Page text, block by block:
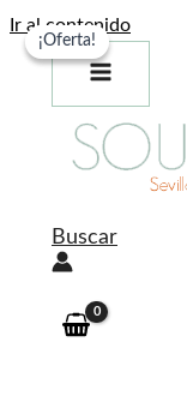
Ir al contenido
Buscar
¡Oferta!
¡Oferta!